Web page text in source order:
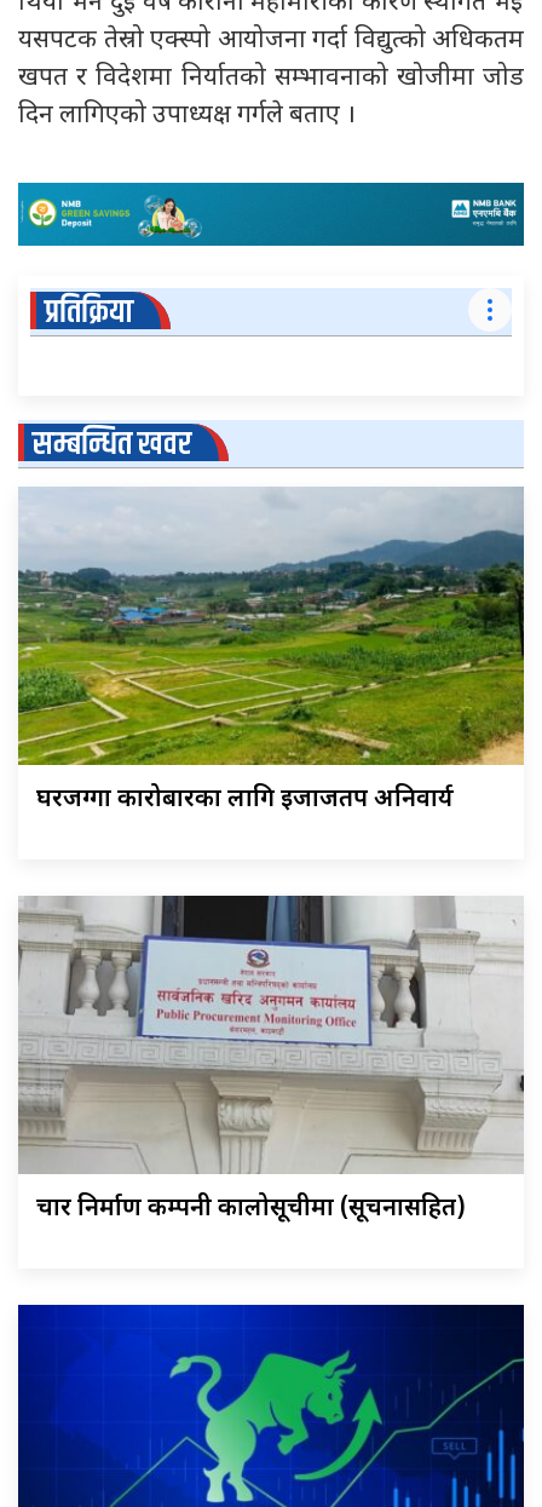
यसपटक तेस्रो एक्स्पो आयोजना गर्दा विद्युत्को अधिकतम
खपत र विदेशमा निर्यातको सम्भावनाको खोजीमा जोड
दिन लागिएको उपाध्यक्ष गर्गले बताए ।
प्रतिक्रिया
सम्बन्धित खवर
घरजग्गा कारोबारका लागि इजाजतपत्र अनिवार्य
चार निर्माण कम्पनी कालोसूचीमा (सूचनासहित)